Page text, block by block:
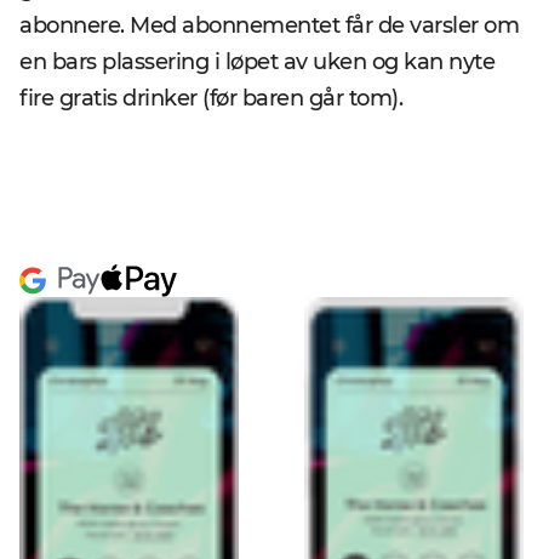
abonnere. Med abonnementet får de varsler om
en bars plassering i løpet av uken og kan nyte
fire gratis drinker (før baren går tom).